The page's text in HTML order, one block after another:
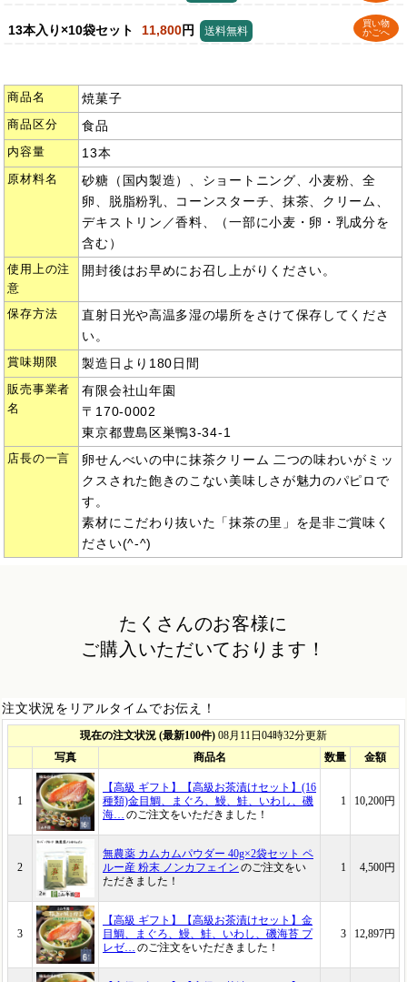
13本入り×10袋セット 11,800円
買い物
かごへ
送料無料
商品名 焼菓子
商品区分 食品
内容量 13本
原材料名
砂糖（国内製造）、ショートニング、小麦粉、全
卵、脱脂粉乳、コーンスターチ、抹茶、クリーム、
デキストリン／香料、（一部に小麦・卵・乳成分を
含む）
使用上の注
意
開封後はお早めにお召し上がりください。
保存方法
直射日光や高温多湿の場所をさけて保存してくださ
い。
賞味期限 製造日より180日間
販売事業者
名
有限会社山年園
〒170-0002
東京都豊島区巣鴨3-34-1
店長の一言
卵せんべいの中に抹茶クリーム 二つの味わいがミッ
クスされた飽きのこない美味しさが魅力のパピロで
す。
素材にこだわり抜いた「抹茶の里」を是非ご賞味く
ださい(^-^)
たくさんのお客様に
ご購入いただいております！
注文状況をリアルタイムでお伝え！